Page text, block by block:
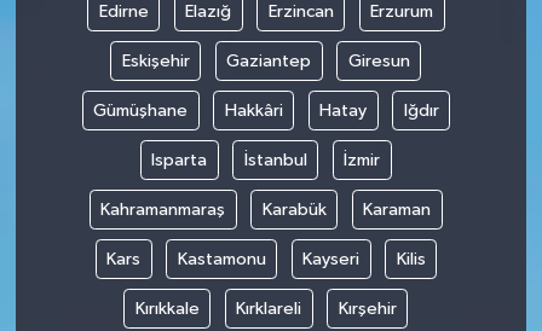
Edirne Elazığ Erzincan Erzurum
Eskişehir Gaziantep Giresun
Gümüşhane Hakkâri Hatay Iğdır
Isparta İstanbul İzmir
Kahramanmaraş Karabük Karaman
Kars Kastamonu Kayseri Kilis
Kırıkkale Kırklareli Kırşehir